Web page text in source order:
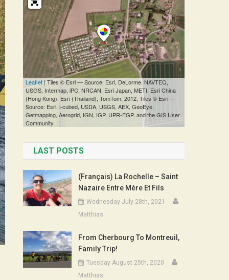
LAST POSTS
(Français) La Rochelle – Saint
Nazaire Entre Mère Et Fils
Wednesday July 28th, 2021
Matthias
From Cherbourg To Montreuil,
Family Trip!
Tuesday August 25th, 2020
Matthias